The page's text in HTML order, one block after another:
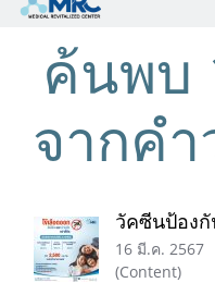
ค้นพบ
จากค
วัคซีนป้อง
16 มี.ค. 2567
(Content)